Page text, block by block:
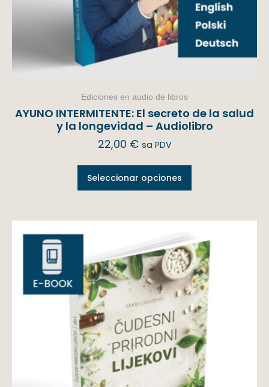
Ediciones en audio de libros
AYUNO INTERMITENTE: El secreto de la salud
y la longevidad – Audiolibro
22,00 € sa PDV
Seleccionar opciones